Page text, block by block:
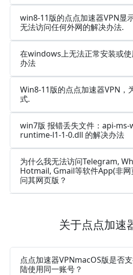
win8-11版的点点加速器VPN显
无法访问任何外网的解决办法.
在windows上无法正常安装或
办法
Win8-11版的点点加速器VPN，
式.
win7版 报错丢失文件：api-
runtime-l1-1-0.dll 的解决办法
为什么我无法访问Telegram,
Hotmail, Gmail等软件App(非网
问其网页版？
关于点点加速
点点加速器VPNmacOS版是否
陆使用同一账号？